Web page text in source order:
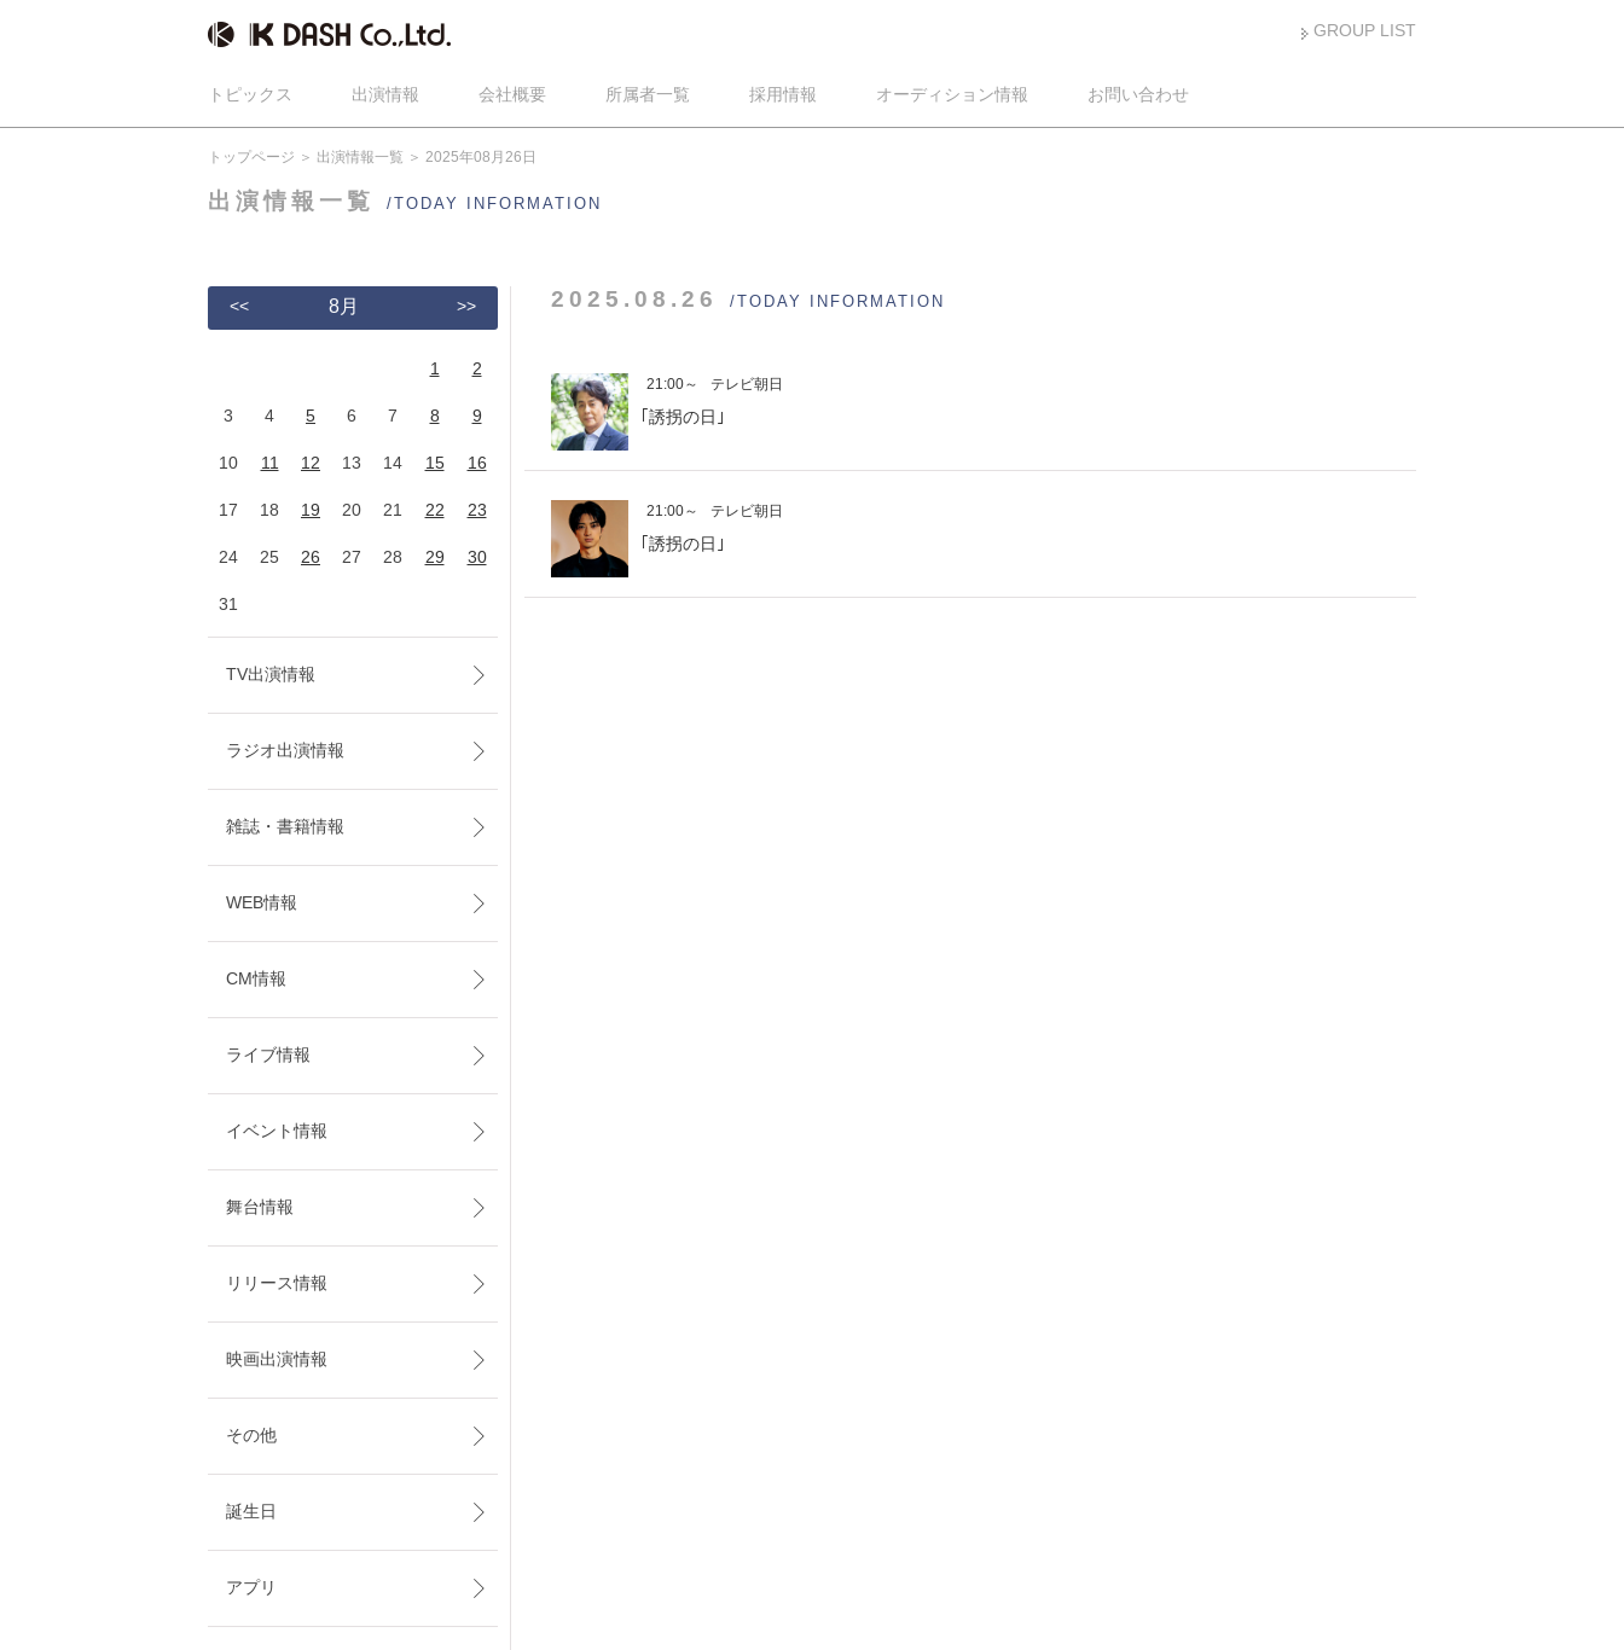
GROUP LIST
トピックス 出演情報 会社概要 所属者一覧 採用情報 オーディション情報 お問い合わせ
トップページ 出演情報一覧 2025年08月26日
出演情報一覧 /TODAY INFORMATION
2025.08.26 /TODAY INFORMATION
21:00～ テレビ朝日
｢誘拐の日｣
21:00～ テレビ朝日
｢誘拐の日｣
<< 8月 >>
1 2
3 4 5 6 7 8 9
10 11 12 13 14 15 16
17 18 19 20 21 22 23
24 25 26 27 28 29 30
31
TV出演情報
ラジオ出演情報
雑誌・書籍情報
WEB情報
CM情報
ライブ情報
イベント情報
舞台情報
リリース情報
映画出演情報
その他
誕生日
アプリ